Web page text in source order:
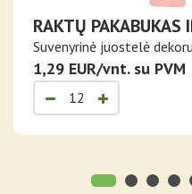
RAKTŲ PAKABUKAS
LAIKIKLIS
Suvenyrinė juostelė
1,29 EUR/vnt. su PVM